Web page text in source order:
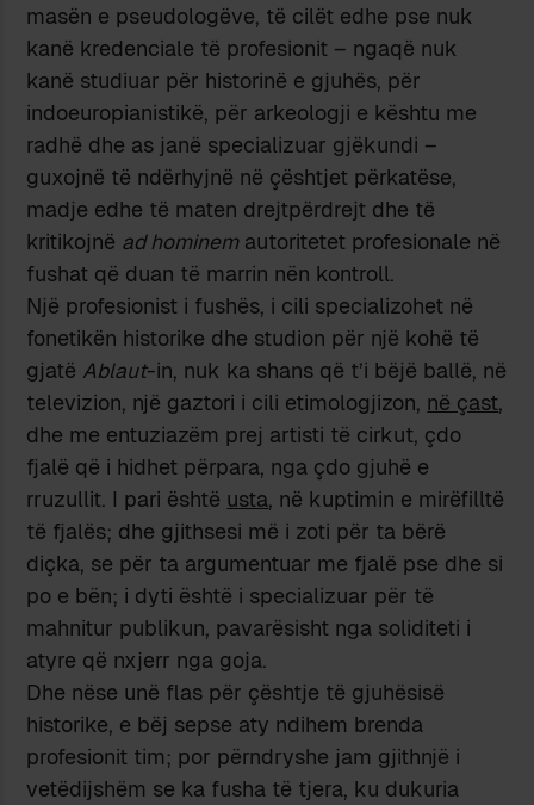
masën e pseudologëve, të cilët edhe pse nuk
kanë kredenciale të profesionit – ngaqë nuk
kanë studiuar për historinë e gjuhës, për
indoeuropianistikë, për arkeologji e kështu me
radhë dhe as janë specializuar gjëkundi –
guxojnë të ndërhyjnë në çështjet përkatëse,
madje edhe të maten drejtpërdrejt dhe të
kritikojnë ad hominemautoritetet profesionale në
fushat që duan të marrin nën kontroll.
Një profesionist i fushës, i cili specializohet në
fonetikën historike dhe studion për një kohë të
gjatë Ablaut-in, nuk ka shans që t’i bëjë ballë, në
televizion, një gaztori i cili etimologjizon, në çast,
dhe me entuziazëm prej artisti të cirkut, çdo
fjalë që i hidhet përpara, nga çdo gjuhë e
rruzullit. I pari është usta, në kuptimin e mirëfilltë
të fjalës; dhe gjithsesi më i zoti për ta bërë
diçka, se për ta argumentuar me fjalë pse dhe si
po e bën; i dyti është i specializuar për të
mahnitur publikun, pavarësisht nga soliditeti i
atyre që nxjerr nga goja.
Dhe nëse unë flas për çështje të gjuhësisë
historike, e bëj sepse aty ndihem brenda
profesionit tim; por përndryshe jam gjithnjë i
vetëdijshëm se ka fusha të tjera, ku dukuria